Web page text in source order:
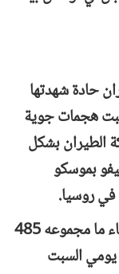
حادة شهدتها
هجمات جوية
الطيران بشكل
بموسكو
روسيا.
ووفق شبكة "دويتش فيله" الألمانية، تم إلغاء ما مجموعه 485
أخرى بين يومي السبت